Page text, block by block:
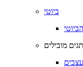
ביוטי
מובילים